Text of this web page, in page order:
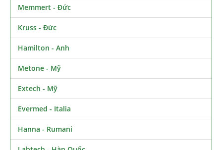
Memmert - Đức
Kruss - Đức
Hamilton - Anh
Metone - Mỹ
Extech - Mỹ
Evermed - Italia
Hanna - Rumani